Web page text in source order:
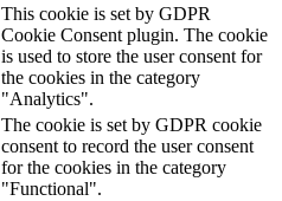
This cookie is set by GDPR
Cookie Consent plugin. The cookie
is used to store the user consent for
the cookies in the category
"Analytics".
The cookie is set by GDPR cookie
consent to record the user consent
for the cookies in the category
"Functional".